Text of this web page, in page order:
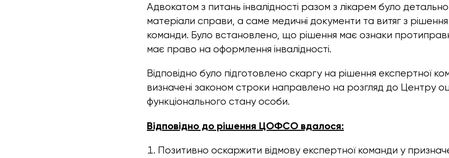
Адвокатом з питань інвалідності разом з лікарем було
матеріали справи, а саме медичні документи та витяг з
команди. Було встановлено, що рішення має ознаки
має право на оформлення інвалідності.
Відповідно було підготовлено скаргу на рішення експертної
визначені законом строки направлено на розгляд до Центру
функціонального стану особи.
Відповідно до рішення ЦОФСО вдалося:
Позитивно оскаржити відмову експертної команди у